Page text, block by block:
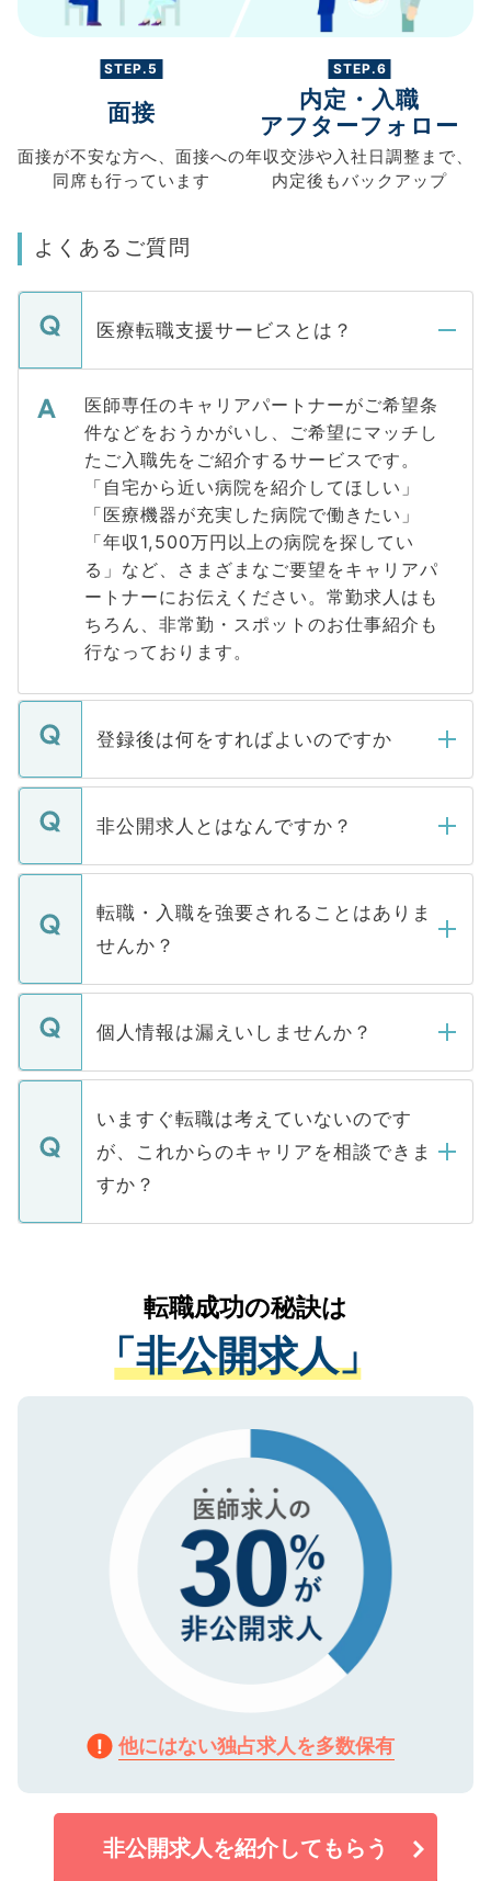
STEP.5
面接
面接が不安な方へ、 面接への
同席も行っています
STEP.6
内定・入職
アフターフォロー
年収交渉や入社日調整まで、
内定後もバックアップ
よくあるご質問
医療転職支援サービスとは？
医師専任のキャリアパートナーがご希望条
件などをおうかがいし、ご希望にマッチし
たご入職先をご紹介するサービスです。
「自宅から近い病院を紹介してほしい」
「医療機器が充実した病院で働きたい」
「年収1,500万円以上の病院を探してい
る」など、さまざまなご要望をキャリアパ
ートナーにお伝えください。常勤求人はも
ちろん、非常勤・スポットのお仕事紹介も
行なっております。
登録後は何をすればよいのですか
ご登録いただきましたら、弊社担当者がご
登録内容を確認し、その後メールもしくは
ます。通常、5営業日以内にはご連絡をせて
いただきますので、しばらくお待ちくださ
非公開求人とはなんですか？
マイナビDOCTORで取り扱っている求人の
うち約3割は、Webサイトからご覧いただ
けない「非公開求人」です。非公開求人は
下記の理由によって、一般には公開してい
ません。
■応募殺到を避けるため 人気のある医療機
関を公にしてしまうと、応募が殺到する場
に、医療機関が求める条件に合った人材の
みを人材紹介会社に依頼するケースが増え
ています。
転職・入職を強要されることはありま
せんか？
転職・入職を強要することは一切ありませ
ん。また、仮に応募先から内定をいただい
定を承諾する必要はありません。内定先へ
の辞退の連絡はキャリアパートナーが行い
個人情報は漏えいしませんか？
個人情報が漏えいすることはありませんの
で、ご安心ください。当サイトからの登録
などで収集したご登録者様の個人情報は、
ご本人のキャリアアップおよび転職活動の
支援を目的に使用いたします。お預かりし
ているすべての個人データはご本人の許可
は、個人情報の取り扱いについての厳密な
管理基準を満たした事業者のみに付与され
る、プライバシーマークを取得済みです。
で、機密保持に関してもご安心ください。
いますぐ転職は考えていないのです
が、これからのキャリアを相談できま
すか？
かがいして、現在の医療機関の状況や紹介
経験をまじえながら、適切なアドバイスを
させていただきます。すぐにご転職をされ
ない方には、長期的なサポートが可能です
ので、まずはご登録ください。
転職成功の秘訣は
「非公開求人」
他にはない独占求人を多数保有
非公開求人を紹介してもらう